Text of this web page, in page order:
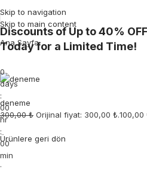
Skip to navigation
Skip to main content
Discounts of Up to 40%
Today for a Limited Time!
0
days
:
00
hr
:
00
min
Ana Sayfa
deneme
300,00 ₺ Orijinal fiyat: 300,00 ₺.100,00
Ürünlere geri dön